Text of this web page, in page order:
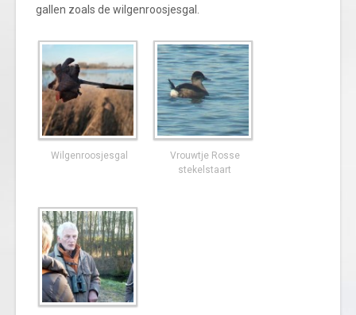
gallen zoals de wilgenroosjesgal.
Wilgenroosjesgal
Vrouwtje Rosse
stekelstaart